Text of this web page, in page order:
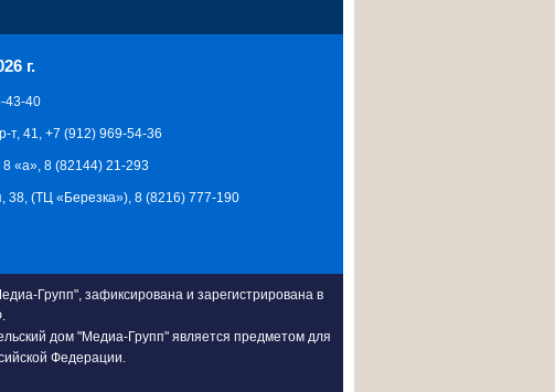
г.
43-40
т, 41, +7 (912) 969-54-36
8 «а», 8 (82144) 21-293
38, (ТЦ «Березка»), 8 (8216) 777-190
Групп", зафиксирована и зарегистрирована в
дом "Медиа-Групп" является предметом для
Федерации.